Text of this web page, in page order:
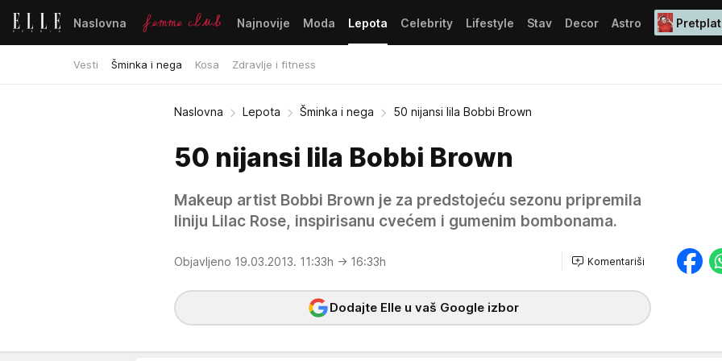
Naslovna Najnovije Moda Lepota
Vesti Šminka i nega Kosa Zdravlje i fitness
Celebrity Lifestyle Stav Decor Astro
Naslovna Lepota Šminka i nega 50 nijansi lila Bobbi Brown
50 nijansi lila Bobbi Brown
Makeup artist Bobbi Brown je za predstojeću sezonu pripremila
liniju Lilac Rose, inspirisanu cvećem i gumenim bombonama.
Objavljeno 19.03.2013. 11:33h → 16:33h Komentariši
Dodajte Elle u vaš Google izbor